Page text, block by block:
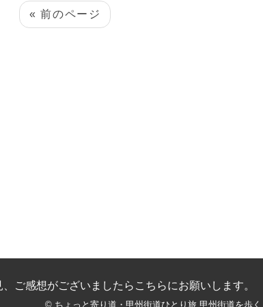
« 前のページ
、ご感想がございましたらこちらにお願いします。
© ちょっと寄り道・甲州街道ひとり旅 甲州街道を歩く